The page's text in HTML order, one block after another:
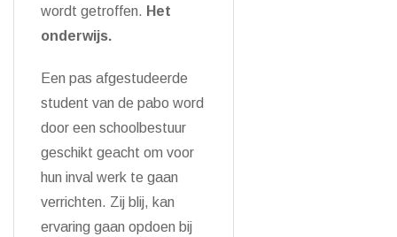
wordt getroffen. Het
onderwijs.
Een pas afgestudeerde
student van de pabo word
door een schoolbestuur
geschikt geacht om voor
hun inval werk te gaan
verrichten. Zij blij, kan
ervaring gaan opdoen bij